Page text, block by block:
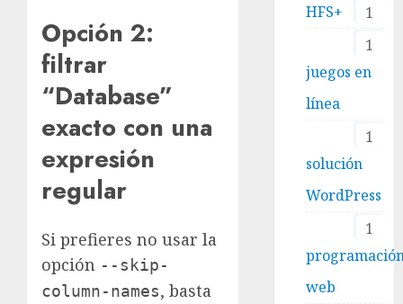
Opción 2:
filtrar
“Database”
exacto con una
expresión
regular
Si prefieres no usar la
opción --skip-
column-names, basta
1
HFS+
1
juegos en
línea
1
solución
WordPress
1
web